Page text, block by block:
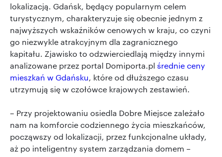
lokalizacją. Gdańsk, będący popularnym celem
turystycznym, charakteryzuje się obecnie jednym z
najwyższych wskaźników cenowych w kraju, co czyni
go niezwykle atrakcyjnym dla zagranicznego
kapitału. Zjawisko to odzwierciedlają między innymi
analizowane przez portal Domiporta.pl średnie ceny
mieszkań w Gdańsku, które od dłuższego czasu
utrzymują się w czołówce krajowych zestawień.
– Przy projektowaniu osiedla Dobre Miejsce zależało
nam na komforcie codziennego życia mieszkańców,
począwszy od lokalizacji, przez funkcjonalne układy,
aż po inteligentny system zarządzania domem –